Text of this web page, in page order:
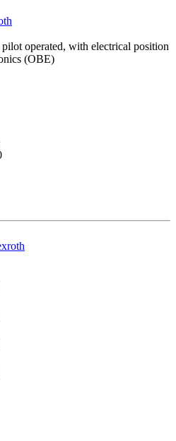
operated, with electrical position
(OBE)